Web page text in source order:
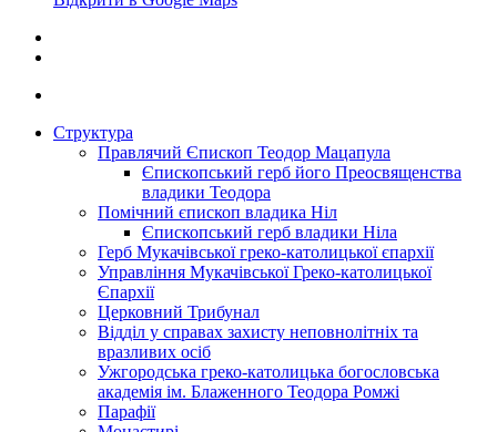
Структура
Правлячий Єпископ Теодор Мацапула
Єпископський герб його Преосвященства
владики Теодора
Помічний єпископ владика Ніл
Єпископський герб владики Ніла
Герб Мукачівської греко-католицької єпархії
Управління Мукачівської Греко-католицької
Єпархії
Церковний Трибунал
Відділ у справах захисту неповнолітніх та
вразливих осіб
Ужгородська греко-католицька богословська
академія ім. Блаженного Теодора Ромжі
Парафії